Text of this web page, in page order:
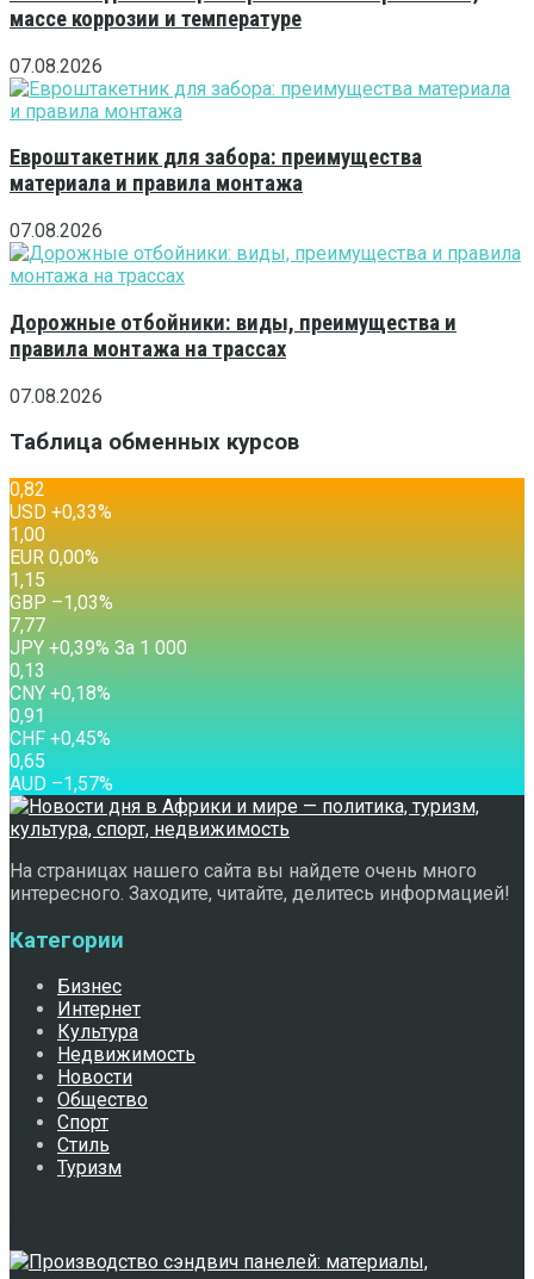
массе коррозии и температуре
07.08.2026
Евроштакетник для забора: преимущества
материала и правила монтажа
07.08.2026
Дорожные отбойники: виды, преимущества и
правила монтажа на трассах
07.08.2026
Таблица обменных курсов
0,82
USD +0,33%
1,00
EUR 0,00%
1,15
GBP –1,03%
7,77
JPY +0,39% За 1 000
0,13
CNY +0,18%
0,91
CHF +0,45%
0,65
AUD –1,57%
На страницах нашего сайта вы найдете очень много
интересного. Заходите, читайте, делитесь информацией!
Категории
Бизнес
Интернет
Культура
Недвижимость
Новости
Общество
Спорт
Стиль
Туризм